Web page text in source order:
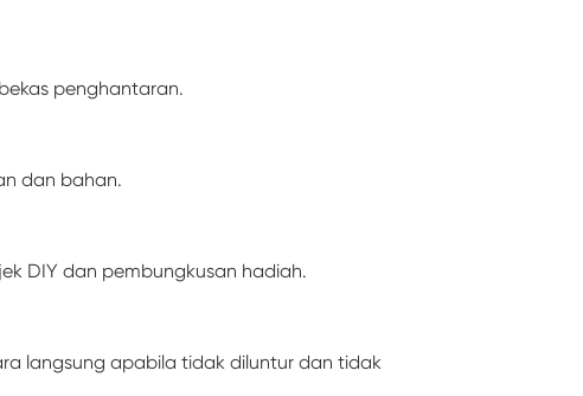
penghantaran.
dan bahan.
DIY dan pembungkusan hadiah.
langsung apabila tidak diluntur dan tidak